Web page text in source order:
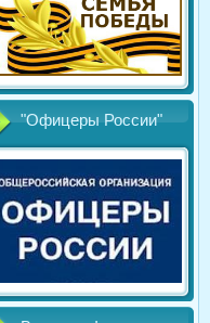
"Офицеры России"